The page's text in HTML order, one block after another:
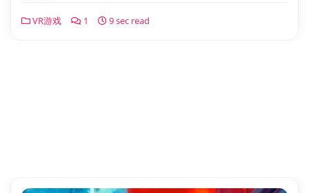
VR游戏 1 9 sec read